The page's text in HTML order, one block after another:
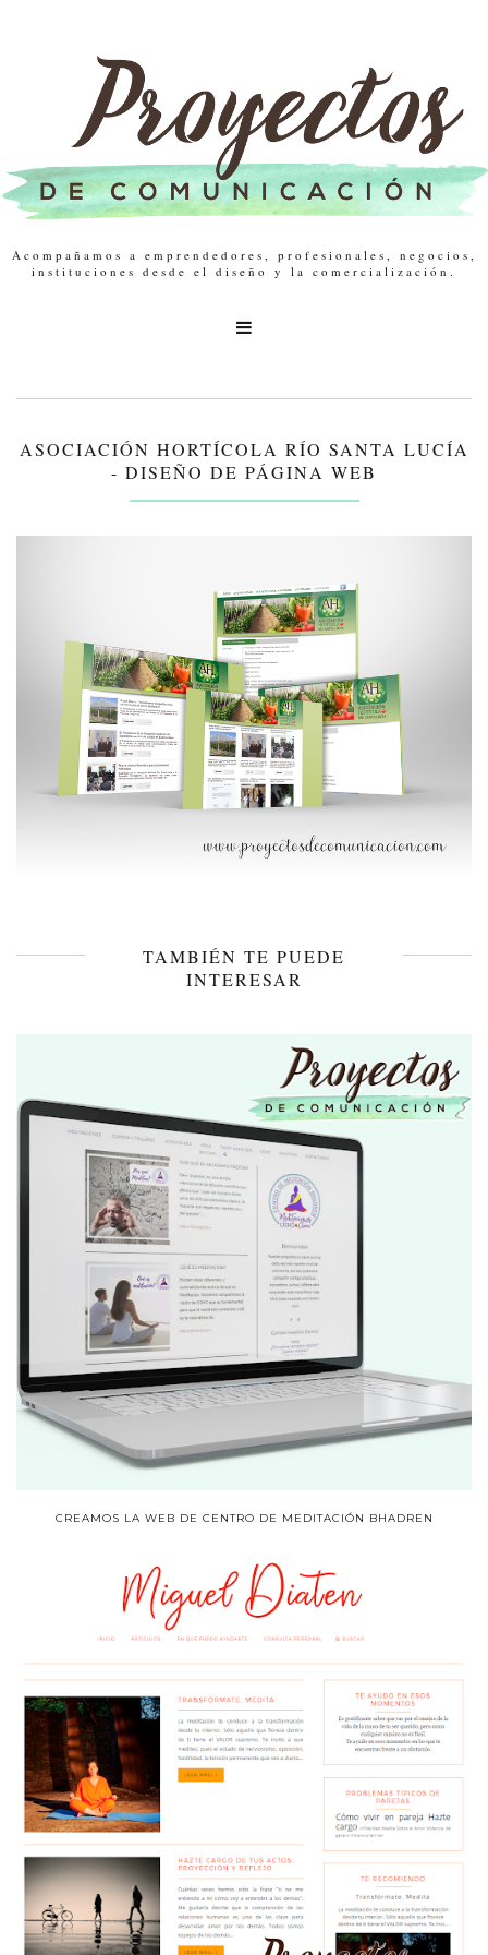
Acompañamos a emprendedores, profesionales, negocios,
instituciones desde el diseño y la comercialización.

ASOCIACIÓN HORTÍCOLA RÍO SANTA LUCÍA
- DISEÑO DE PÁGINA WEB
TAMBIÉN TE PUEDE
INTERESAR
CREAMOS LA WEB DE CENTRO DE MEDITACIÓN BHADREN